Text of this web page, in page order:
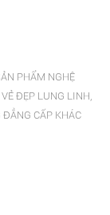
PHẨM NGHỆ
ĐẸP LUNG LINH,
ĐẲNG CẤP KHÁC